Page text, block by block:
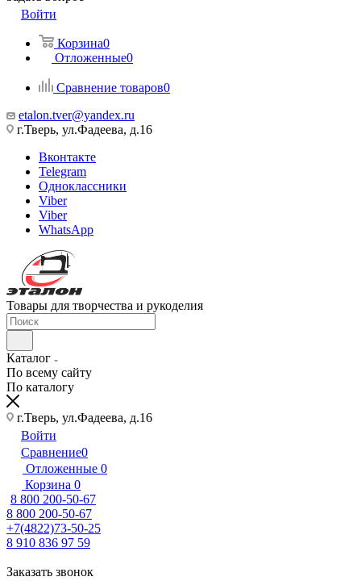
Войти
Корзина0
Отложенные0
Сравнение товаров0
etalon.tver@yandex.ru
г.Тверь, ул.Фадеева, д.16
Вконтакте
Telegram
Одноклассники
Viber
Viber
WhatsApp
Товары для творчества и рукоделия
Каталог
По всему сайту
По каталогу
г.Тверь, ул.Фадеева, д.16
Войти
Сравнение0
Отложенные 0
Корзина 0
8 800 200-50-67
8 800 200-50-67
+7(4822)73-50-25
8 910 836 97 59
Заказать звонок